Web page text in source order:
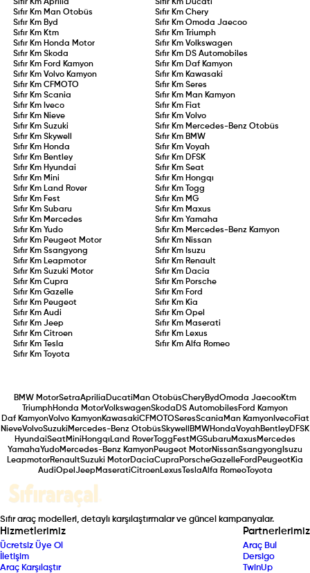
Sıfır KmAprilia Sıfır Km Ducati
Sıfır Km Man Otobüs Sıfır Km Chery
Sıfır Km Byd Sıfır Km Omoda Jaecoo
Sıfır Km Ktm Sıfır Km
Triumph
Sıfır Km Honda Motor Sıfır Km Volkswagen
Sıfır KmSkoda Sıfır Km DS Automobiles
Sıfır Km Ford Kamyon Sıfır Km Daf Kamyon
Sıfır KmVolvo Kamyon Sıfır Km Kawasaki
Sıfır KmCFMOTO Sıfır Km Seres
Sıfır KmScania Sıfır Km Man Kamyon
Sıfır Km Iveco Sıfır Km Fiat
Sıfır Km Nieve Sıfır Km Volvo
Sıfır KmSuzuki Sıfır Km Mercedes-Benz Otobüs
Sıfır KmSkywell Sıfır Km BMW
Sıfır Km Honda Sıfır Km Voyah
Sıfır Km Bentley Sıfır Km DFSK
Sıfır Km Hyundai Sıfır Km Seat
Sıfır Km Mini Sıfır Km Hongqı
Sıfır Km Land Rover Sıfır Km
Togg
Sıfır Km Fest Sıfır Km MG
Sıfır KmSubaru Sıfır Km Maxus
Sıfır Km Mercedes Sıfır Km Yamaha
Sıfır KmYudo Sıfır Km Mercedes-Benz Kamyon
Sıfır Km Peugeot Motor Sıfır Km Nissan
Sıfır KmSsangyong Sıfır Km Isuzu
Sıfır Km Leapmotor Sıfır Km Renault
Sıfır KmSuzuki Motor Sıfır Km Dacia
Sıfır KmCupra Sıfır Km Porsche
Sıfır KmGazelle Sıfır Km Ford
Sıfır Km Peugeot Sıfır Km Kia
Sıfır KmAudi Sıfır Km Opel
Sıfır KmJeep Sıfır Km Maserati
Sıfır KmCitroen Sıfır Km Lexus
Sıfır Km
Tesla Sıfır Km Alfa Romeo
Sıfır Km
Toyota
BMW MotorSetraAprilia Ducati Man OtobüsCheryBydOmoda JaecooKtm
TriumphHonda MotorVolkswagenSkoda DS Automobiles Ford Kamyon
Daf KamyonVolvo KamyonKawasakiCFMOTOSeresScania Man KamyonIvecoFiat
NieveVolvoSuzuki Mercedes-Benz OtobüsSkywell BMWHondaVoyahBentleyDFSK
HyundaiSeatMini Hongqı Land Rover Togg FestMGSubaruMaxus Mercedes
YamahaYudoMercedes-Benz KamyonPeugeot MotorNissanSsangyong Isuzu
LeapmotorRenaultSuzuki MotorDaciaCupra PorscheGazelleFord PeugeotKia
AudiOpel Jeep MaseratiCitroenLexus TeslaAlfa RomeoToyota
Sıfır araç modelleri, detaylı karşılaştırmalar ve güncel kampanyalar.
Hizmetlerimiz
Ücretsiz Üye Ol
İletişim
Araç Karşılaştır
Partnerlerimiz
Araç Bul
Dersigo
TwinUp